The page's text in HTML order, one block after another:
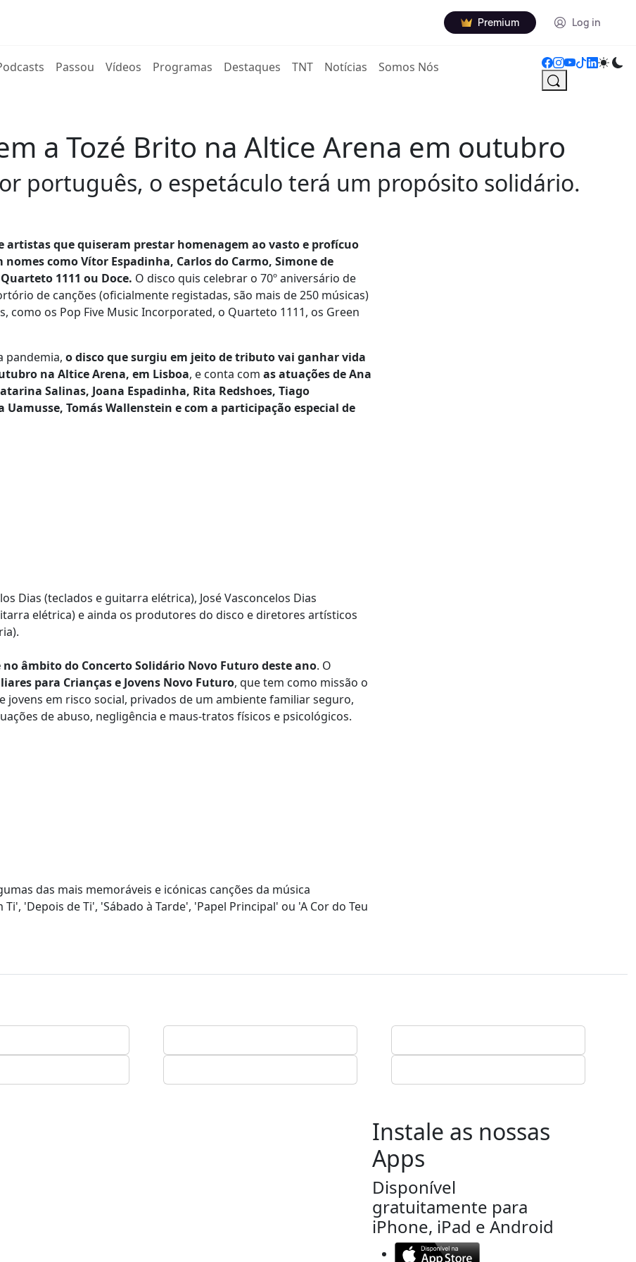
Premium Log in
Passou Vídeos Programas Destaques TNT Notícias Somos Nós
a Tozé Brito na Altice Arena em outubro
português, o espetáculo terá um propósito solidário.
artistas que quiseram prestar homenagem ao vasto e profícuo
como Vítor Espadinha, Carlos do Carmo, Simone de
1111 ou Doce. O disco quis celebrar o 70º aniversário de
de canções (oficialmente registadas, são mais de 250 músicas)
os Pop Five Music Incorporated, o Quarteto 1111, os Green
pandemia, o disco que surgiu em jeito de tributo vai ganhar vida
na Altice Arena, em Lisboa, e conta com as atuações de Ana
Salinas, Joana Espadinha, Rita Redshoes, Tiago
Tomás Wallenstein e com a participação especial de
Dias (teclados e guitarra elétrica), José Vasconcelos Dias
elétrica) e ainda os produtores do disco e diretores artísticos
âmbito do Concerto Solidário Novo Futuro deste ano. O
para Crianças e Jovens Novo Futuro, que tem como missão o
em risco social, privados de um ambiente familiar seguro,
de abuso, negligência e maus-tratos físicos e psicológicos.
das mais memoráveis e icónicas canções da música
'Depois de Ti', 'Sábado à Tarde', 'Papel Principal' ou 'A Cor do Teu
Instale as nossas
Apps
Disponível
gratuitamente para
iPhone, iPad e Android